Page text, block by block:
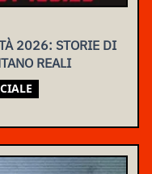
2026: STORIE DI
REALI